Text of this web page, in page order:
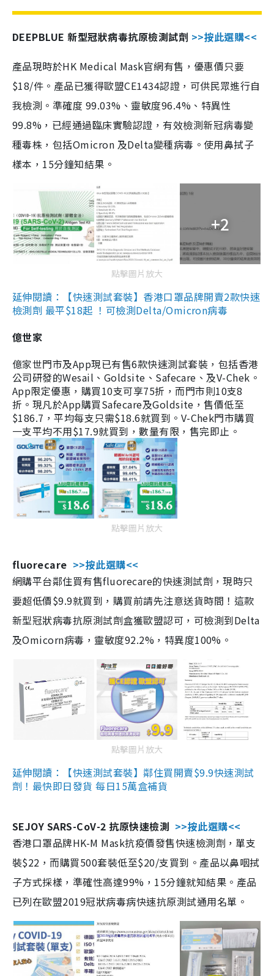
DEEPBLUE 新型冠狀病毒抗原檢測試劑 >>按此選購<<
產品現時於HK Medical Mask官網有售，優惠價只要
$18/件。產品已獲得歐盟CE1434認證，可供民眾進行自
我檢測。準確度 99.03%、靈敏度96.4%、特異性
99.8%，已經通過臨床實驗認證，有效檢測新冠病毒變
種毒株，包括Omicron 及Delta變種病毒。使用鼻拭子
樣本，15分鐘知結果。
+2
點擊圖片放大
延伸閱讀：【快速測試套裝】香港口罩品牌開賣2款快速
檢測劑 最平$18起 ！可檢測Delta/Omicron病毒
億世家
億家世門市及App現已有售6款快速測試套裝，包括香港
公司研發的Wesail、Goldsite、Safecare、及V-Chek。
App限定優惠，購買10支可享75折，而門市則10支8
折。現凡於App購買Safecare及Goldsite，售價低至
$186.7，平均每支只需$18.6就買到。V-Chek門市購買
一支平均不用$17.9就買到，數量有限，售完即止。
點擊圖片放大
fluorecare >>按此選購<<
網購平台鄰住買有售fluorecare的快速測試劑，現時只
要超低價$9.9就買到，購買前請先注意送貨時間！這款
新型冠狀病毒抗原測試劑盒獲歐盟認可，可檢測到Delta
及Omicorn病毒，靈敏度92.2%，特異度100%。
點擊圖片放大
延伸閱讀：【快速測試套裝】鄰住買開賣$9.9快速測試
劑！最快即日發貨 每日15萬盒補貨
SEJOY SARS-CoV-2 抗原快速檢測 >>按此選購<<
香港口罩品牌HK-M Mask抗疫價發售快速檢測劑，單支
裝$22，而購買500套裝低至$20/支買到。產品以鼻咽拭
子方式採樣，準確性高達99%，15分鐘就知結果。產品
已列在歐盟2019冠狀病毒病快速抗原測試通用名單。